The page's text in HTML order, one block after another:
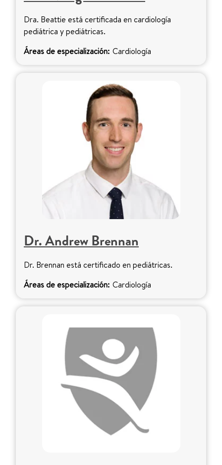
Dra. Beattie está certificada en cardiología
pediátrica y pediátricas.
Áreas de especialización: Cardiología
Dr. Andrew Brennan
Dr. Brennan está certificado en pediátricas.
Áreas de especialización: Cardiología